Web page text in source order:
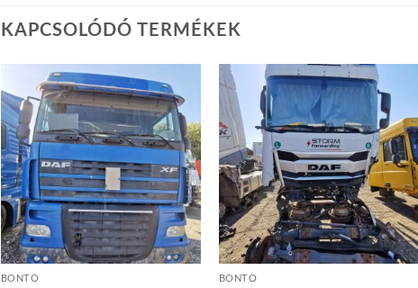
KAPCSOLÓDÓ TERMÉKEK
BONTÓ BONTÓ